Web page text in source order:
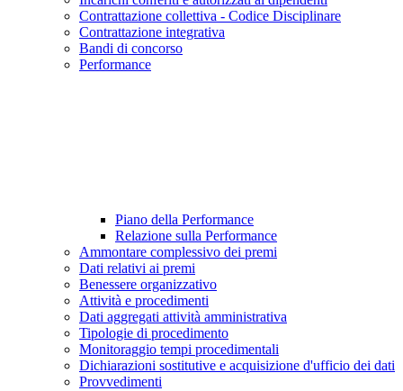
Contrattazione collettiva - Codice Disciplinare
Contrattazione integrativa
Bandi di concorso
Performance
Piano della Performance
Relazione sulla Performance
Ammontare complessivo dei premi
Dati relativi ai premi
Benessere organizzativo
Attività e procedimenti
Dati aggregati attività amministrativa
Tipologie di procedimento
Monitoraggio tempi procedimentali
Dichiarazioni sostitutive e acquisizione d'ufficio dei dati
Provvedimenti